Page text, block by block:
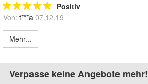
Positiv
Von: t***a 07.12.19
Mehr...
Verpasse keine Angebote mehr!